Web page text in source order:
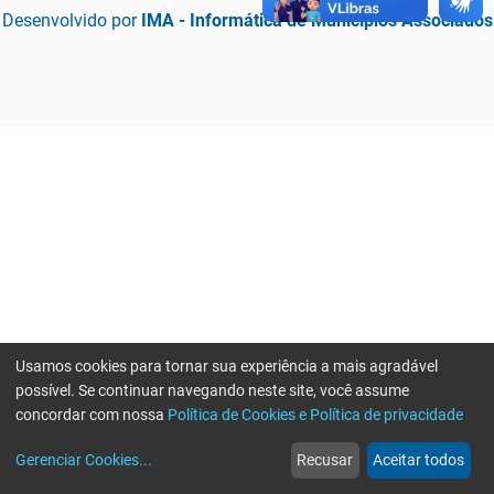
Desenvolvido por IMA - Informática de Municípios Associados
web
Notícias
more_horiz
Mais
Usamos cookies para tornar sua experiência a mais agradável
possível. Se continuar navegando neste site, você assume
concordar com nossa Política de Cookies e Política de privacidade
Gerenciar Cookies... Recusar Aceitar todos
Erro ao enviar informações, por favor tente novamente